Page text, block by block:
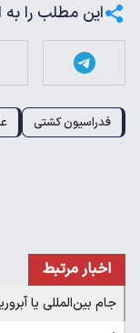
این مطلب را به
فدراسیون کشتی
اخبار مرتبط
جام بین‌المللی یا